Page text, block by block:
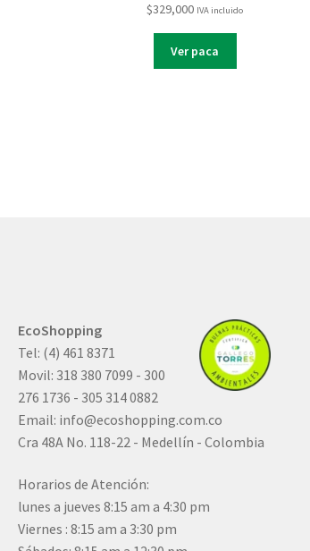
$329,000 IVA incluido
Ver paca
EcoShopping
Tel: (4) 461 8371
Movil: 318 380 7099 - 300
276 1736 - 305 314 0882
Email: info@ecoshopping.com.co
Cra 48A No. 118-22 - Medellín - Colombia
Horarios de Atención:
lunes a jueves 8:15 am a 4:30 pm
Viernes : 8:15 am a 3:30 pm